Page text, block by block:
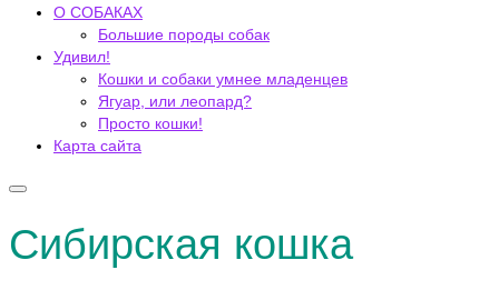
О СОБАКАХ
Большие породы собак
Удивил!
Кошки и собаки умнее младенцев
Ягуар, или леопард?
Просто кошки!
Карта сайта
Сибирская кошка